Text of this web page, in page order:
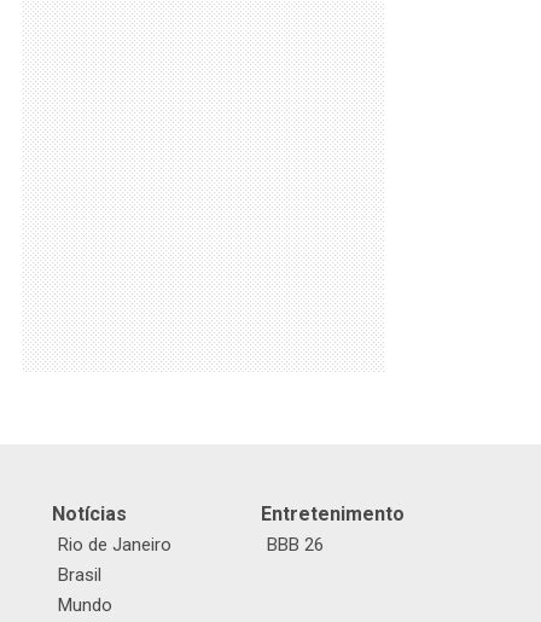
Notícias
Rio de Janeiro
Brasil
Mundo
Entretenimento
BBB 26